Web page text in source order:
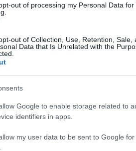
out of processing my Personal Data for
out of Collection, Use, Retention, Sale,
Data that Is Unrelated with the
Google to enable storage related to
identifiers in apps.
my user data to be sent to Google